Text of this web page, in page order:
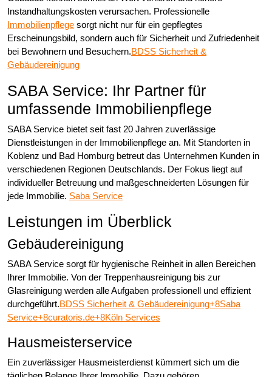
Instandhaltungskosten verursachen. Professionelle
Immobilienpflege sorgt nicht nur für ein gepflegtes
Erscheinungsbild, sondern auch für Sicherheit und Zufriedenheit
bei Bewohnern und Besuchern.BDSS Sicherheit &
Gebäudereinigung
SABA Service: Ihr Partner für
umfassende Immobilienpflege
SABA Service bietet seit fast 20 Jahren zuverlässige
Dienstleistungen in der Immobilienpflege an. Mit Standorten in
Koblenz und Bad Homburg betreut das Unternehmen Kunden in
verschiedenen Regionen Deutschlands. Der Fokus liegt auf
individueller Betreuung und maßgeschneiderten Lösungen für
jede Immobilie. Saba Service
Leistungen im Überblick
Gebäudereinigung
SABA Service sorgt für hygienische Reinheit in allen Bereichen
Ihrer Immobilie. Von der Treppenhausreinigung bis zur
Glasreinigung werden alle Aufgaben professionell und effizient
durchgeführt.BDSS Sicherheit & Gebäudereinigung+8Saba
Service+8curatoris.de+8Köln Services
Hausmeisterservice
Ein zuverlässiger Hausmeisterdienst kümmert sich um die